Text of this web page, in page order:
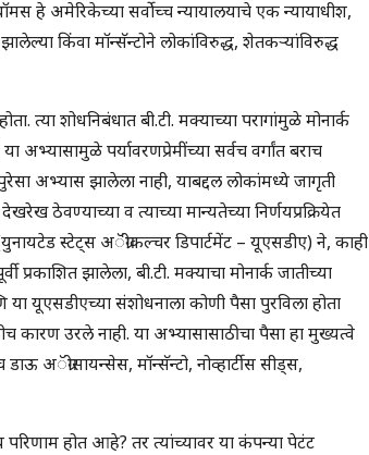
हे अमेरिकेच्या सर्वोच्च न्यायालयाचे एक न्यायाधीश,
झालेल्या किंवा मॉन्सॅन्टोने लोकांविरुद्ध, शेतकऱ्यांविरुद्ध
त्या शोधनिबंधात बी.टी. मक्याच्या परागांमुळे मोनार्क
अभ्यासामुळे पर्यावरणप्रेमींच्या सर्वच वर्गांत बराच
पुरेसा अभ्यास झालेला नाही, याबद्दल लोकांमध्ये जागृती
ठेवण्याच्या व त्याच्या मान्यतेच्या निर्णयप्रक्रियेत
स्टेट्स अॅग्रीकल्चर डिपार्टमेंट – यूएसडीए) ने, काही
झालेला, बी.टी. मक्याचा मोनार्क जातीच्या
यूएसडीएच्या संशोधनाला कोणी पैसा पुरविला होता
कारण उरले नाही. या अभ्यासासाठीचा पैसा हा मुख्यत्वे
अॅग्रोसायन्सेस, मॉन्सॅन्टो, नोव्हार्टीस सीड्स,
होत आहे? तर त्यांच्यावर या कंपन्या पेटंट